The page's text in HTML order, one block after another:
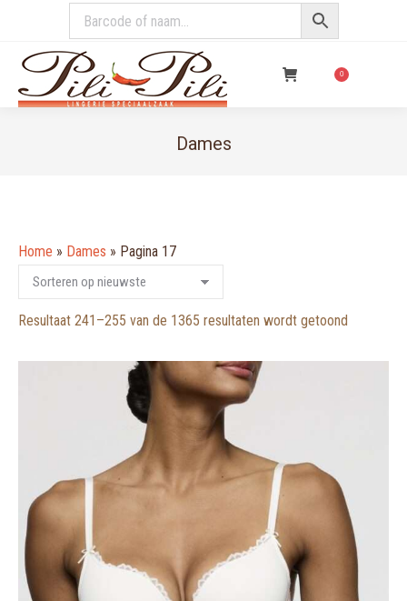
0
Dames
Home » Dames » Pagina 17
Resultaat 241–255 van de 1365 resultaten wordt getoond